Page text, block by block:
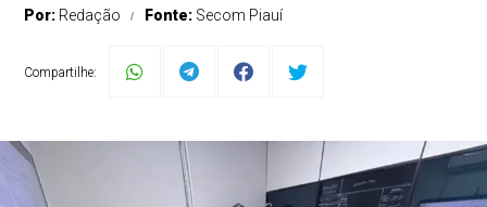
Por: Redação Fonte: Secom Piauí
Compartilhe: